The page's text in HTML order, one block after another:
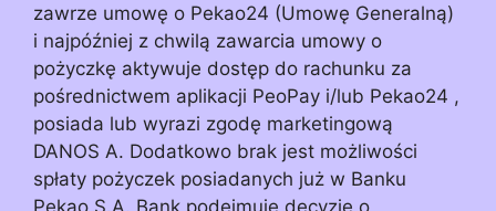
zawrze umowę o Pekao24 (Umowę Generalną)
i najpóźniej z chwilą zawarcia umowy o
pożyczkę aktywuje dostęp do rachunku za
pośrednictwem aplikacji PeoPay i/lub Pekao24 ,
posiada lub wyrazi zgodę marketingową
DANOS A. Dodatkowo brak jest możliwości
spłaty pożyczek posiadanych już w Banku
Pekao S.A. Bank podejmuje decyzję o